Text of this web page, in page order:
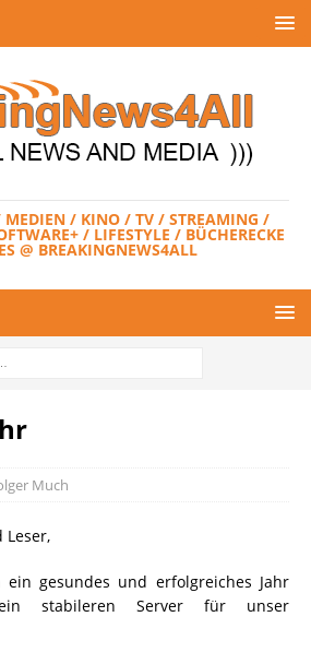
/ KINO / TV / STREAMING /
/ LIFESTYLE / BÜCHERECKE
@ BREAKINGNEWS4ALL
Much
Leser,
gesundes und erfolgreiches Jahr
stabileren Server für unser